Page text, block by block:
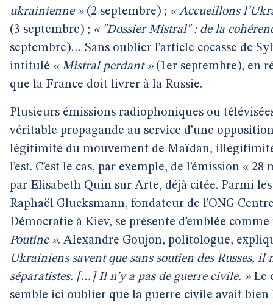
ukrainienne »(2 septembre) ; « Accueillons
(3 septembre) ; « "Dossier Mistral" : de la
septembre)… Sans oublier l’article cocasse de
intitulé « Mistral perdant »(1er septembre), en
que la France doit livrer à la Russie.
Plusieurs émissions radiophoniques ou
véritable propagande au service d’une
légitimité du mouvement de Maïdan,
l’est. C’est le cas, par exemple, de l’émission «
par Elisabeth Quin sur Arte, déjà citée. Parmi
Raphaël Glucksmann, fondateur de l’ONG
Démocratie à Kiev, se présente d’emblée
Poutine ». Alexandre Goujon, politologue,
Ukrainiens savent que sans soutien des Russes, il
séparatistes. […] Il n’y a pas de guerre civile. »Le
semble ici oublier que la guerre civile avait bien